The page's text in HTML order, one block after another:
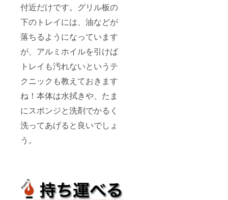
付近だけです。グリル板の
下のトレイには、油などが
落ちるようになっています
が、アルミホイルを引けば
トレイも汚れないというテ
クニックも教えておきます
ね！本体は水拭きや、たま
にスポンジと洗剤でかるく
洗ってあげると良いでしょ
う。